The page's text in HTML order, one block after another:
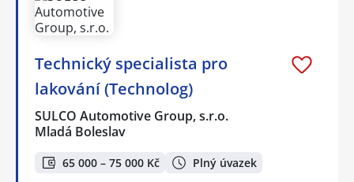
Technický specialista pro
lakování (Technolog)
SULCO Automotive Group, s.r.o.
Mladá Boleslav
65 000 – 75 000 Kč Plný úvazek